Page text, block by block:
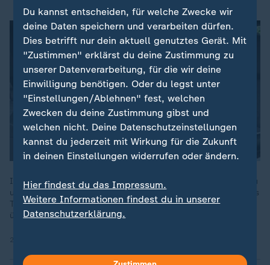
Im Chaos des Zugunglücks in Spanien wurden eine junge Frau
und ihr Hund voneinander getrennt. Hunderte Helfer haben das
Tier gesucht. Jetzt konnte Boro wieder seiner Familie
übergeben werden.
Du kannst entscheiden, für welche Zwecke wir
deine Daten speichern und verarbeiten dürfen.
Dies betrifft nur dein aktuell genutztes Gerät. Mit
"Zustimmen" erklärst du deine Zustimmung zu
unserer Datenverarbeitung, für die wir deine
Einwilligung benötigen. Oder du legst unter
"Einstellungen/Ablehnen" fest, welchen
Zwecken du deine Zustimmung gibst und
welchen nicht. Deine Datenschutzeinstellungen
kannst du jederzeit mit Wirkung für die Zukunft
in deinen Einstellungen widerrufen oder ändern.
Hier findest du das Impressum.
Weitere Informationen findest du in unserer
Datenschutzerklärung.